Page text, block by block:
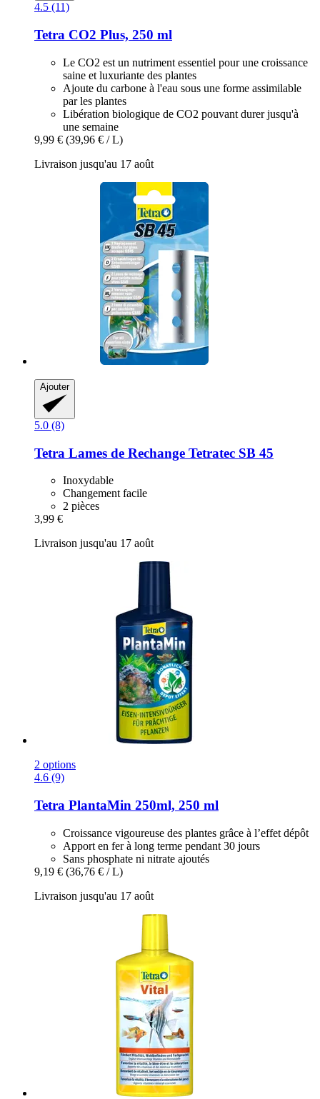
4.5 (11)
Tetra CO2 Plus, 250 ml
Le CO2 est un nutriment essentiel pour une croissance
saine et luxuriante des plantes
Ajoute du carbone à l'eau sous une forme assimilable
par les plantes
Libération biologique de CO2 pouvant durer jusqu'à
une semaine
9,99 € (39,96 € / L)
Livraison jusqu'au 17 août
Ajouter
5.0 (8)
Tetra Lames de Rechange Tetratec SB 45
Inoxydable
Changement facile
2 pièces
3,99 €
Livraison jusqu'au 17 août
2 options
4.6 (9)
Tetra PlantaMin 250ml, 250 ml
Croissance vigoureuse des plantes grâce à l’effet dépôt
Apport en fer à long terme pendant 30 jours
Sans phosphate ni nitrate ajoutés
9,19 € (36,76 € / L)
Livraison jusqu'au 17 août